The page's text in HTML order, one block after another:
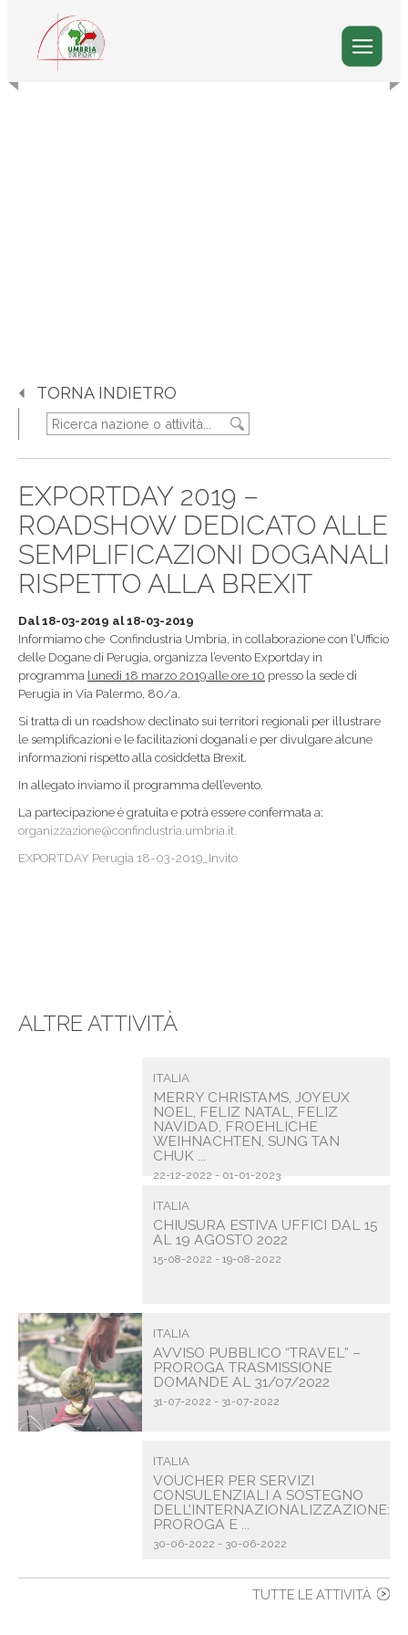
TORNA INDIETRO
EXPORTDAY 2019 –
ROADSHOW DEDICATO ALLE
SEMPLIFICAZIONI DOGANALI
RISPETTO ALLA BREXIT
Dal 18-03-2019 al 18-03-2019
Informiamo che Confindustria Umbria, in collaborazione con l’Ufficio
delle Dogane di Perugia, organizza l’evento Exportday in
programma lunedì 18 marzo 2019 alle ore 10 presso la sede di
Perugia in Via Palermo, 80/a.
Si tratta di un roadshow declinato sui territori regionali per illustrare
le semplificazioni e le facilitazioni doganali e per divulgare alcune
informazioni rispetto alla cosiddetta Brexit.
In allegato inviamo il programma dell’evento.
La partecipazione è gratuita e potrà essere confermata a:
organizzazione@confindustria.umbria.it.
EXPORTDAY Perugia 18-03-2019_Invito
ALTRE ATTIVITÀ
ITALIA
MERRY CHRISTAMS, JOYEUX
NOEL, FELIZ NATAL, FELIZ
NAVIDAD, FROEHLICHE
WEIHNACHTEN, SUNG TAN
CHUK ...
22-12-2022 - 01-01-2023
ITALIA
CHIUSURA ESTIVA UFFICI DAL 15
AL 19 AGOSTO 2022
15-08-2022 - 19-08-2022
ITALIA
AVVISO PUBBLICO “TRAVEL” –
PROROGA TRASMISSIONE
DOMANDE AL 31/07/2022
31-07-2022 - 31-07-2022
ITALIA
VOUCHER PER SERVIZI
CONSULENZIALI A SOSTEGNO
DELL’INTERNAZIONALIZZAZIONE:
PROROGA E ...
30-06-2022 - 30-06-2022
TUTTE LE ATTIVITÀ